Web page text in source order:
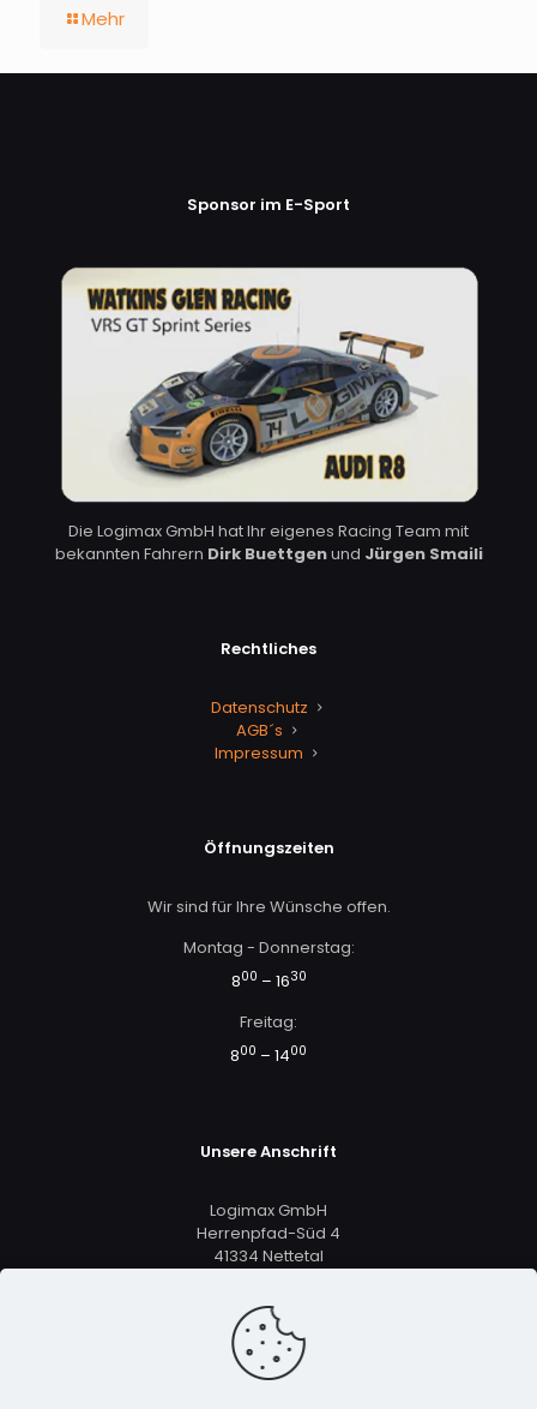
Mehr
Sponsor im E-Sport
Die Logimax GmbH hat Ihr eigenes Racing Team mit
bekannten Fahrern Dirk Buettgenund Jürgen Smaili
Rechtliches
Datenschutz
AGB´s
Impressum
Öffnungszeiten
Wir sind für Ihre Wünsche offen.
Montag - Donnerstag:
800 – 1630
Freitag:
800 – 1400
Unsere Anschrift
Logimax GmbH
Herrenpfad-Süd 4
41334 Nettetal
+49 2161 5633 8801
vertrieb@logimax.de